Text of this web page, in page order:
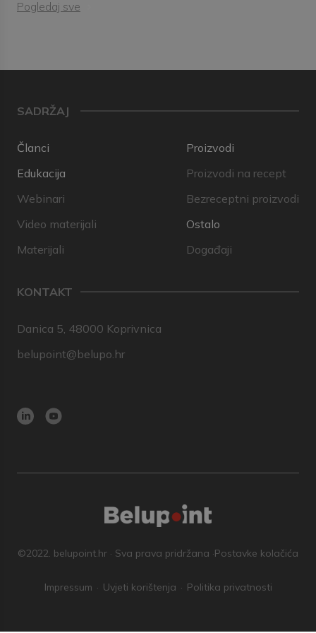
Pogledaj sve
SADRŽAJ
Članci
Edukacija
Webinari
Video materijali
Materijali
Proizvodi
Proizvodi na recept
Bezreceptni proizvodi
Ostalo
Događaji
KONTAKT
Danica 5, 48000 Koprivnica
belupoint@belupo.hr
©2022. belupoint.hr · Sva prava pridržana ·Postavke kolačića
Impressum Uvjeti korištenja Politika privatnosti